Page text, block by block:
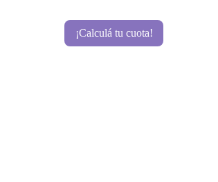
¡Calculá tu cuota!